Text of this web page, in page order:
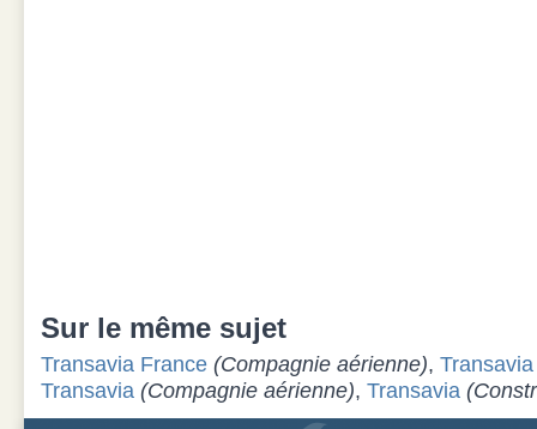
Sur le même sujet
Transavia France (Compagnie aérienne), Transavia
Transavia (Compagnie aérienne), Transavia